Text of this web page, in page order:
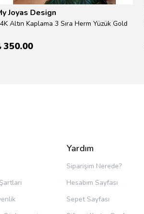
Joyas Design
Altın Kaplama 3 Sıra Herm Yüzük Gold
350.00
Yardım
Siparişim Nerede?
Hesabım Sayfası
Sepet Sayfası